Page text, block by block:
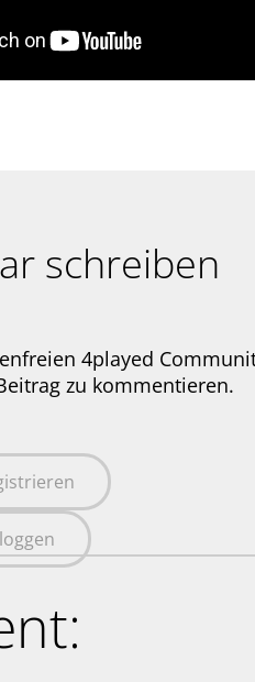
schreiben
4played
zu kommentieren.